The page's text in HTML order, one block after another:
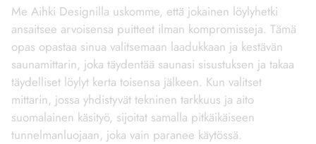
Me Aihki Designilla uskomme, että jokainen löylyhetki
ansaitsee arvoisensa puitteet ilman kompromisseja. Tämä
opas opastaa sinua valitsemaan laadukkaan ja kestävän
saunamittarin, joka täydentää saunasi sisustuksen ja takaa
täydelliset löylyt kerta toisensa jälkeen. Kun valitset
mittarin, jossa yhdistyvät tekninen tarkkuus ja aito
suomalainen käsityö, sijoitat samalla pitkäikäiseen
tunnelmanluojaan, joka vain paranee käytössä.